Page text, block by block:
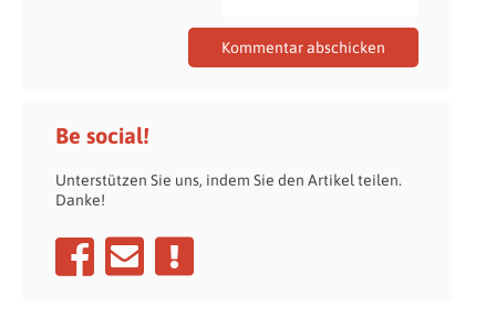
Be social!
Unterstützen Sie uns, indem Sie den Artikel teilen.
Danke!